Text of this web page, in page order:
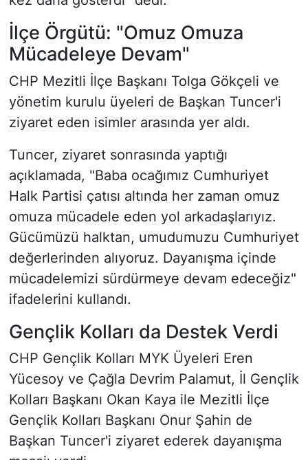
İlçe Örgütü: "Omuz Omuza
Mücadeleye Devam"
CHP Mezitli İlçe Başkanı Tolga Gökçeli ve
yönetim kurulu üyeleri de Başkan Tuncer'i
ziyaret eden isimler arasında yer aldı.
Tuncer, ziyaret sonrasında yaptığı
açıklamada, "Baba ocağımız Cumhuriyet
Halk Partisi çatısı altında her zaman omuz
omuza mücadele eden yol arkadaşlarıyız.
Gücümüzü halktan, umudumuzu Cumhuriyet
değerlerinden alıyoruz. Dayanışma içinde
mücadelemizi sürdürmeye devam edeceğiz"
ifadelerini kullandı.
Gençlik Kolları da Destek Verdi
CHP Gençlik Kolları MYK Üyeleri Eren
Yücesoy ve Çağla Devrim Palamut, İl Gençlik
Kolları Başkanı Okan Kaya ile Mezitli İlçe
Gençlik Kolları Başkanı Onur Şahin de
Başkan Tuncer'i ziyaret ederek dayanışma